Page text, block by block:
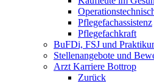
Pflegefachassistenz
Pflegefachkraft
BuFDi, FSJ und
Stellenangebote und
Arzt Karriere Bottrop
Zurück